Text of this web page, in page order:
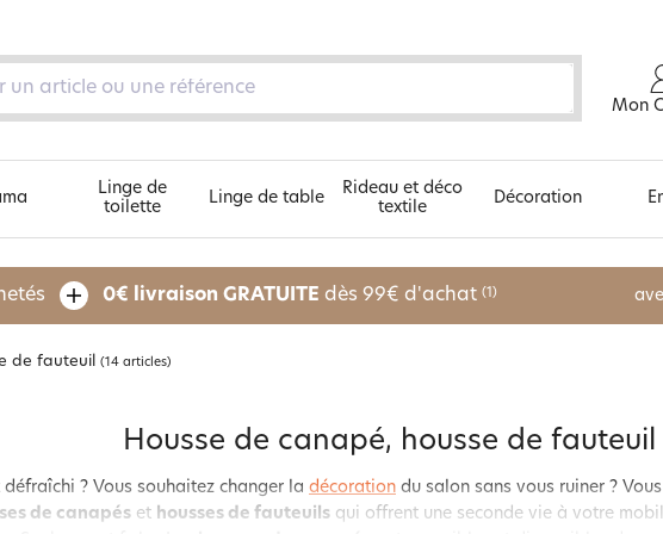
Mon
Découvrez nos 5 univers
Linge de
toilette
Linge de table
Rideau et déco
textile
Décoration
0€ livraison GRATUITE dès 99€ d'achat (1)
de fauteuil (14 articles)
Housse de canapé, housse de fauteuil
? Vous souhaitez changer la décoration du salon sans vous ruiner ?
de canapés et housses de fauteuils qui offrent une seconde vie à votre